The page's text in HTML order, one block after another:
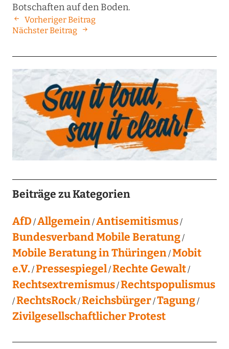
Botschaften auf den Boden.
Vorheriger Beitrag
Nächster Beitrag
Beiträge zu Kategorien
AfD Allgemein Antisemitismus
Bundesverband Mobile Beratung
Mobile Beratung in Thüringen Mobit
e.V. Pressespiegel Rechte Gewalt
Rechtsextremismus Rechtspopulismus
RechtsRock Reichsbürger Tagung
Zivilgesellschaftlicher Protest